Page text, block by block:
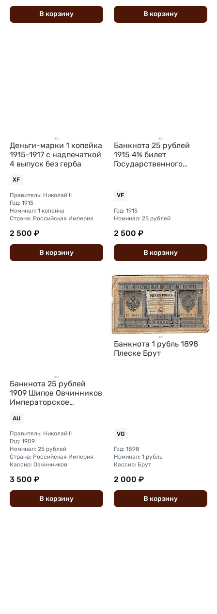
В корзину В корзину
Деньги-марки 1 копейка
1915-1917 с надпечаткой
4 выпуск без герба
XF
Правитель: Николай II
Год: 1915
Номинал: 1 копейка
Страна: Российская Империя
2 500 ₽
В корзину
Банкнота 25 рублей
1915 4% билет
Государственного
VF
Год: 1915
Номинал: 25 рублей
2 500 ₽
В корзину
Банкнота 25 рублей
1909 Шипов Овчинников
Императорское
AU
Правитель: Николай II
Год: 1909
Номинал: 25 рублей
Страна: Российская Империя
Кассир: Овчинников
3 500 ₽
В корзину
Банкнота 1 рубль 1898
Плеске Брут
VG
Год: 1898
Номинал: 1 рубль
Кассир: Брут
2 000 ₽
В корзину